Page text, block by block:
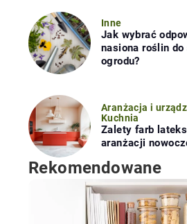
Inne
Jak wybrać
nasiona roślin
ogrodu?
Aranżacja i
Kuchnia
Zalety farb
aranżacji
Rekomendowane